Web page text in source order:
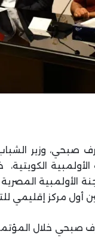
صبحي، وزير
الأولمبية
أول مركز إقليمي
صبحي خلال